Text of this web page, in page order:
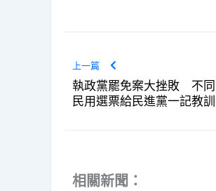
上一篇
執政黨罷免案大挫敗 不
民用選票給民進黨一記教訓
相關新聞：